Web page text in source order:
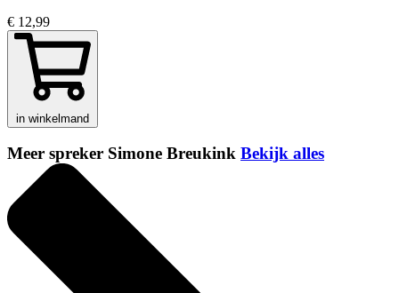
€ 12,99
in winkelmand
Meer spreker Simone Breukink Bekijk alles